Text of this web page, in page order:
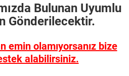
Bulunan Uyumlu
Gönderilecektir.
emin olamıyorsanız bize
alabilirsiniz.